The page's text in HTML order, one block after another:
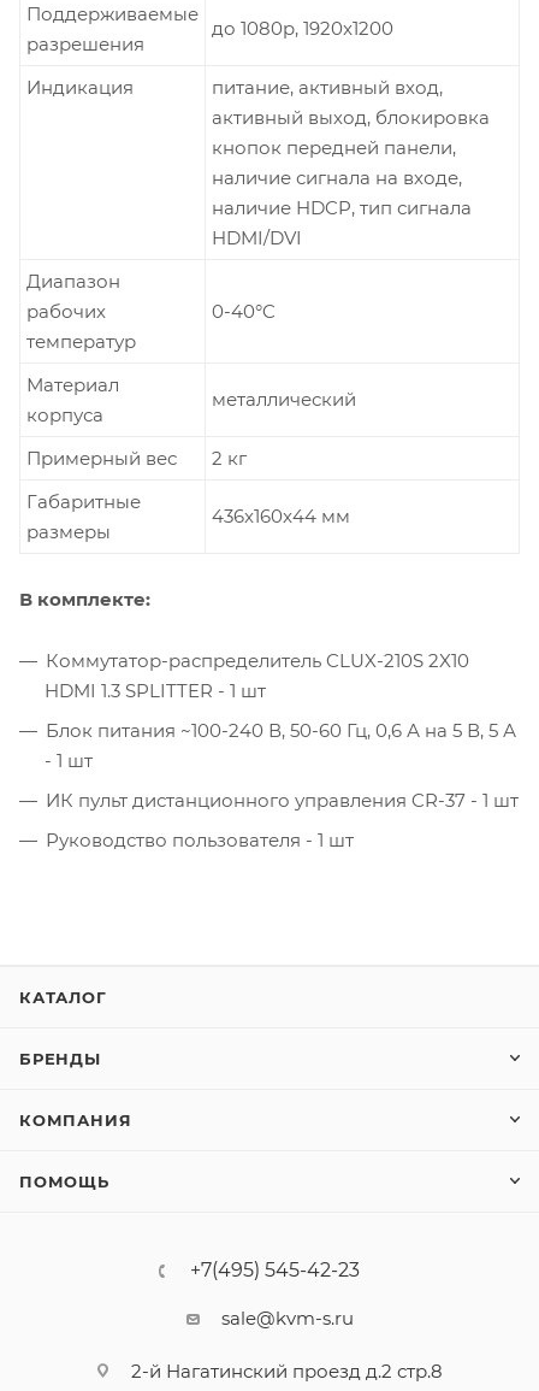
Поддерживаемые
разрешения
до 1080p, 1920x1200
Индикация
питание, активный вход,
активный выход, блокировка
кнопок передней панели,
наличие сигнала на входе,
наличие HDCP, тип сигнала
HDMI/DVI
Диапазон
рабочих
температур
0-40°C
Материал
корпуса
металлический
Примерный вес
2 кг
Габаритные
размеры
436x160x44 мм
В комплекте:
Коммутатор-распределитель CLUX-210S 2X10
HDMI 1.3 SPLITTER - 1 шт
Блок питания ~100-240 В, 50-60 Гц, 0,6 А на 5 В, 5 А
- 1 шт
ИК пульт дистанционного управления CR-37 - 1 шт
Руководство пользователя - 1 шт
КАТАЛОГ
БРЕНДЫ
КОМПАНИЯ
ПОМОЩЬ
+7(495) 545-42-23
sale@kvm-s.ru
2-й Нагатинский проезд д.2 стр.8